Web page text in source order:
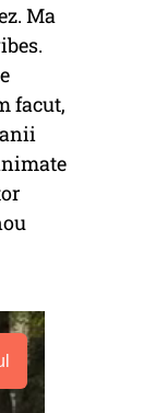
Ma
facut,